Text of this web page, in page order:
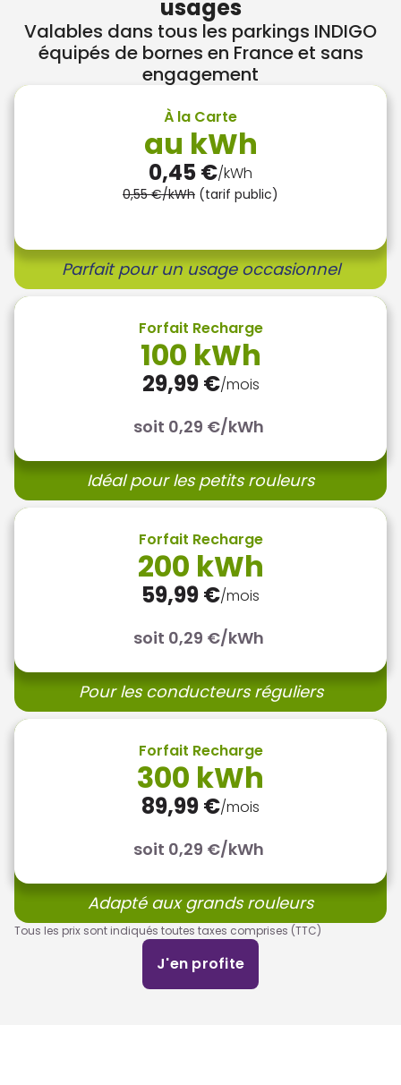
usages
Valables dans tous les parkings INDIGO
équipés de bornes en France et sans
engagement
À la Carte
au kWh
0,45 €/kWh
0,55 €/kWh (tarif public)
Parfait pour un usage occasionnel
Forfait Recharge
100 kWh
29,99 €/mois
soit 0,29 €/kWh
Idéal pour les petits rouleurs
Forfait Recharge
200 kWh
59,99 €/mois
soit 0,29 €/kWh
Pour les conducteurs réguliers
Forfait Recharge
300 kWh
89,99 €/mois
soit 0,29 €/kWh
Adapté aux grands rouleurs
Tous les prix sont indiqués toutes taxes comprises (TTC)
J'en profite